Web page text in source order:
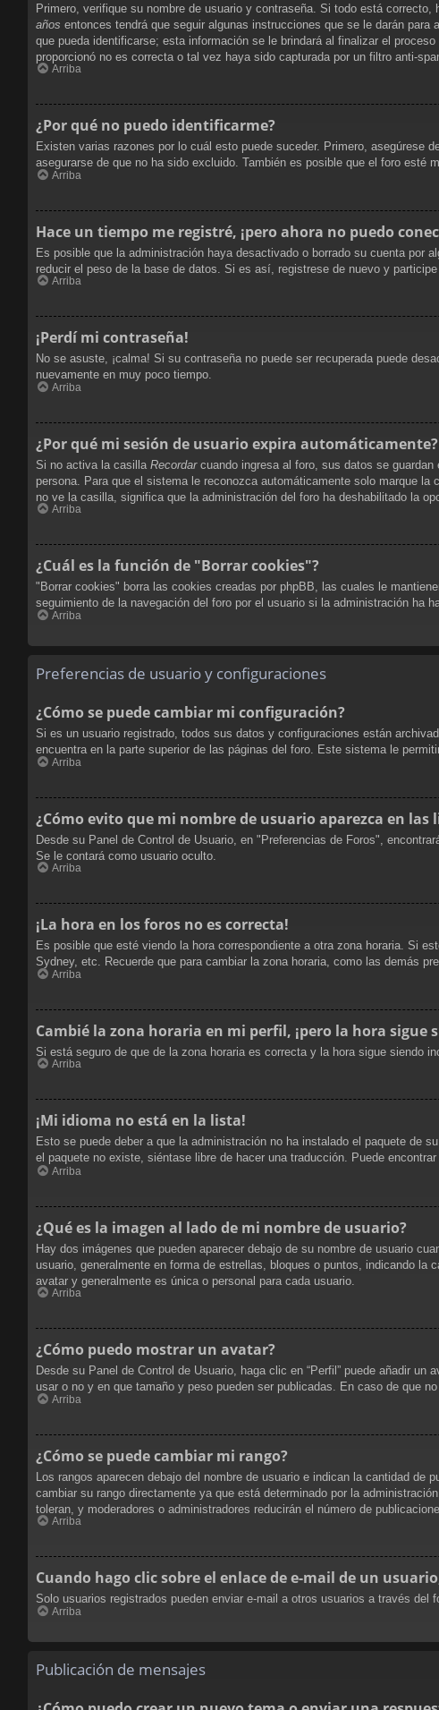
Primero, verifique su nombre de usuario y contraseña. Si todo está
años entonces tendrá que seguir algunas instrucciones que se le darán
que pueda identificarse; esta información se le brindará al finalizar el
proporcionó no es correcta o tal vez haya sido capturada por un filtro anti-
Arriba
¿Por qué no puedo identificarme?
Existen varias razones por lo cuál esto puede suceder. Primero, asegúrese
asegurarse de que no ha sido excluido. También es posible que el foro esté
Arriba
Hace un tiempo me registré, ¡pero ahora no puedo
Es posible que la administración haya desactivado o borrado su cuenta por
reducir el peso de la base de datos. Si es así, registrese de nuevo y participe
Arriba
¡Perdí mi contraseña!
No se asuste, ¡calma! Si su contraseña no puede ser recuperada puede
nuevamente en muy poco tiempo.
Arriba
¿Por qué mi sesión de usuario expira automáticamente?
Si no activa la casilla Recordarcuando ingresa al foro, sus datos se guardan
persona. Para que el sistema le reconozca automáticamente solo marque
no ve la casilla, significa que la administración del foro ha deshabilitado la
Arriba
¿Cuál es la función de "Borrar cookies"?
"Borrar cookies" borra las cookies creadas por phpBB, las cuales le
seguimiento de la navegación del foro por el usuario si la administración ha
Arriba
Preferencias de usuario y configuraciones
¿Cómo se puede cambiar mi configuración?
Si es un usuario registrado, todos sus datos y configuraciones están
encuentra en la parte superior de las páginas del foro. Este sistema le
Arriba
¿Cómo evito que mi nombre de usuario aparezca en las
Desde su Panel de Control de Usuario, en "Preferencias de Foros",
Se le contará como usuario oculto.
Arriba
¡La hora en los foros no es correcta!
Es posible que esté viendo la hora correspondiente a otra zona horaria. Si
Sydney, etc. Recuerde que para cambiar la zona horaria, como las demás
Arriba
Cambié la zona horaria en mi perfil, ¡pero la hora sigue
Si está seguro de que de la zona horaria es correcta y la hora sigue siendo
Arriba
¡Mi idioma no está en la lista!
Esto se puede deber a que la administración no ha instalado el paquete de
el paquete no existe, siéntase libre de hacer una traducción. Puede
Arriba
¿Qué es la imagen al lado de mi nombre de usuario?
Hay dos imágenes que pueden aparecer debajo de su nombre de usuario
usuario, generalmente en forma de estrellas, bloques o puntos, indicando
avatar y generalmente es única o personal para cada usuario.
Arriba
¿Cómo puedo mostrar un avatar?
Desde su Panel de Control de Usuario, haga clic en “Perfil” puede añadir
usar o no y en que tamaño y peso pueden ser publicadas. En caso de que
Arriba
¿Cómo se puede cambiar mi rango?
Los rangos aparecen debajo del nombre de usuario e indican la cantidad
cambiar su rango directamente ya que está determinado por la
toleran, y moderadores o administradores reducirán el número de
Arriba
Cuando hago clic sobre el enlace de e-mail de un
Solo usuarios registrados pueden enviar e-mail a otros usuarios a través
Arriba
Publicación de mensajes